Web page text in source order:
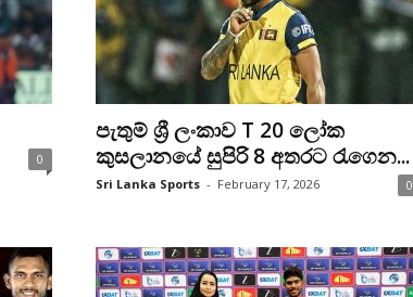
0
පැතුම් ශ්‍රී ලංකාව T 20 ලෝක
කුසලානයේ සුපිරි 8 අතරට රැගෙන...
Sri Lanka Sports - February 17, 2026 0